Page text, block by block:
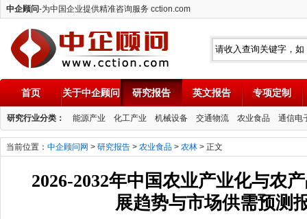
中企顾问-为中国企业提供精准咨询服务 cction.com
中企顾问
首页 关于中企顾问 研究报告 英文报告 专项定制
研究行业分类： 能源产业 化工产业 机械设备 交通物流 农业食品 通信电
当前位置： 中企顾问网 > 研究报告 > 农业食品 > 农林 > 正文
2026-2032年中国农业产业化与农
展趋势与市场供需预测